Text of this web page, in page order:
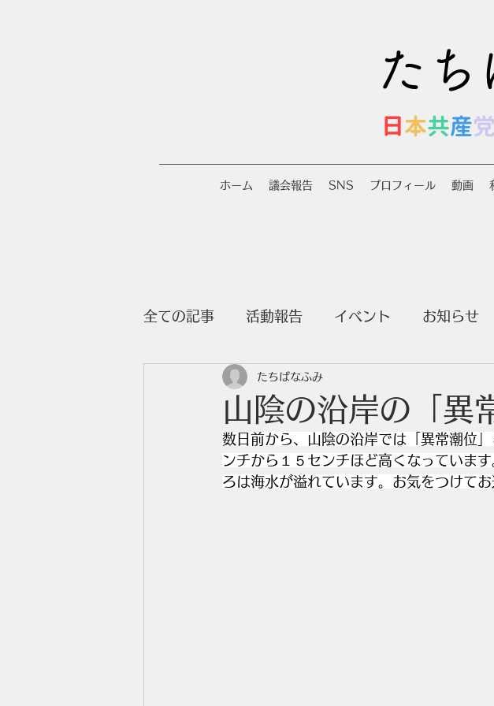
た
日本共産党
ホーム 議会報告 SNS プロフィール 動画
全ての記事 活動報告 イベント お知らせ
山陰の沿岸の「異
たちばなふみ
数日前から、山陰の沿岸では「異常潮位
ンチから１５センチほど高くなっていま
ろは海水が溢れています。お気をつけてお